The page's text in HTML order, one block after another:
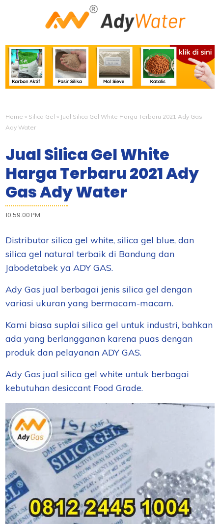
Home » Silica Gel » Jual Silica Gel White Harga Terbaru 2021 Ady Gas
Ady Water
Jual Silica Gel White
Harga Terbaru 2021 Ady
Gas Ady Water
10:59:00 PM
Distributor silica gel white, silica gel blue, dan
silica gel natural terbaik di Bandung dan
Jabodetabek ya ADY GAS.
Ady Gas jual berbagai jenis silica gel dengan
variasi ukuran yang bermacam-macam.
Kami biasa suplai silica gel untuk industri, bahkan
ada yang berlangganan karena puas dengan
produk dan pelayanan ADY GAS.
Ady Gas jual silica gel white untuk berbagai
kebutuhan desiccant Food Grade.